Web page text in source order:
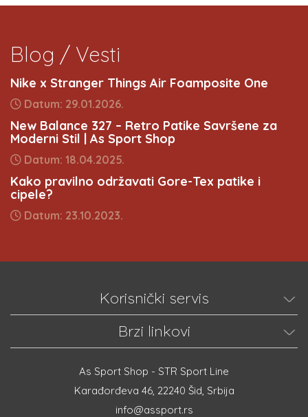
Blog / Vesti
Nike x Stranger Things Air Foamposite One
Datum: 29.01.2026.
New Balance 327 – Retro Patike Savršene za
Moderni Stil | As Sport Shop
Datum: 18.04.2025.
Kako pravilno održavati Gore-Tex patike i
cipele?
Datum: 23.10.2023.
Korisnički servis
Brzi linkovi
As Sport Shop - STR Sport Line
Karađorđeva 46, 22240 Šid, Srbija
info@assport.rs